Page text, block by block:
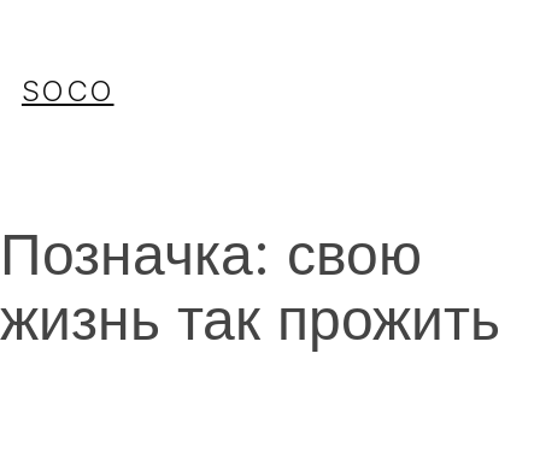
SOCO
Позначка: свою
жизнь так прожить